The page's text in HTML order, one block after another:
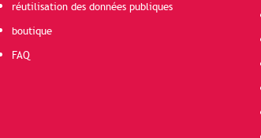
réutilisation des données publiques
boutique
FAQ